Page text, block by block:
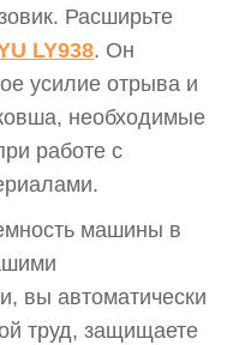
Расширьте
LY938. Он
усилие отрыва и
необходимые
работе с
машины в
вы автоматически
труд, защищаете